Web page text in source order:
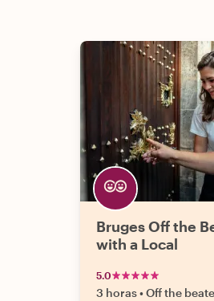
Bruges Off the
with a Local
5.0
3 horas•Off the